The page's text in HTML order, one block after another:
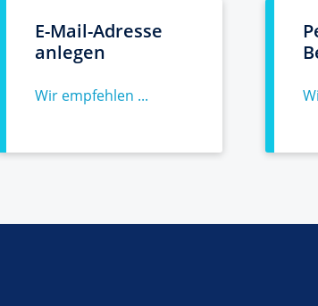
E-Mail-Adresse
anlegen
Wir empfehlen ...